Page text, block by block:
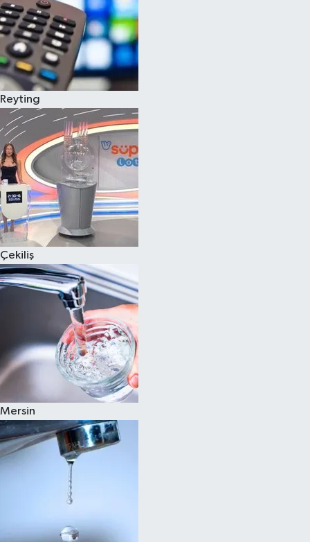
Reyting
Çekiliş
Mersin